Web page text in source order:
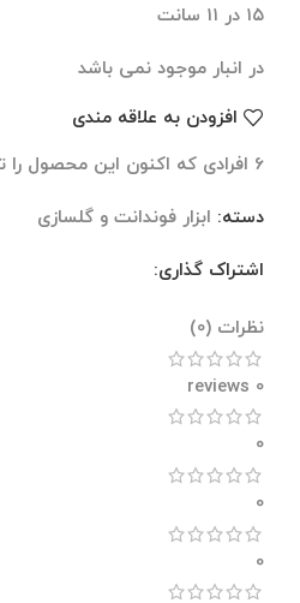
۱۵ در ۱۱ سانت
در انبار موجود نمی باشد
افزودن به علاقه مندی
6 افرادی که اکنون این محصول را
دسته: ابزار فوندانت و گلسازی
اشتراک گذاری:
نظرات (0)
0 reviews
0
0
0